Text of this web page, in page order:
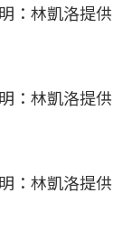
：林凱洛提供
：林凱洛提供
：林凱洛提供